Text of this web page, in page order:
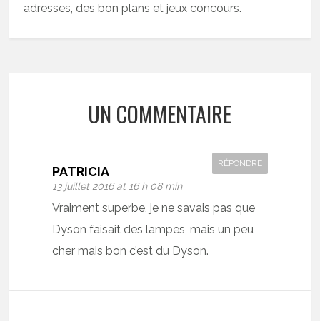
adresses, des bon plans et jeux concours.
UN COMMENTAIRE
PATRICIA
13 juillet 2016 at 16 h 08 min
RÉPONDRE
Vraiment superbe, je ne savais pas que
Dyson faisait des lampes, mais un peu
cher mais bon c’est du Dyson.